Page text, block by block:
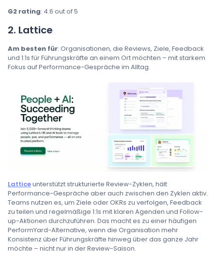
G2 rating: 4.6 out of 5
2. Lattice
Am besten für: Organisationen, die Reviews, Ziele, Feedback
und 1:1s für Führungskräfte an einem Ort möchten – mit starkem
Fokus auf Performance-Gespräche im Alltag.
Latticeunterstützt strukturierte Review-Zyklen, hält
Performance-Gespräche aber auch zwischen den Zyklen aktiv.
Teams nutzen es, um Ziele oder OKRs zu verfolgen, Feedback
zu teilen und regelmäßige 1:1s mit klaren Agenden und Follow-
up-Aktionen durchzuführen. Das macht es zu einer häufigen
PerformYard-Alternative, wenn die Organisation mehr
Konsistenz über Führungskräfte hinweg über das ganze Jahr
möchte – nicht nur in der Review-Saison.